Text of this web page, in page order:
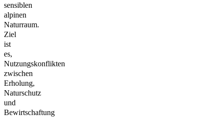
sensiblen
alpinen
Naturraum.
Ziel
ist
es,
Nutzungskonflikten
zwischen
Erholung,
Naturschutz
und
Bewirtschaftung